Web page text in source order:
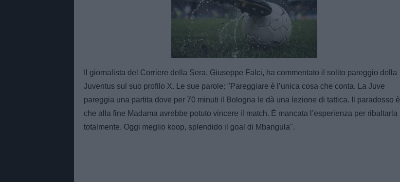
Unmute
Loaded
100.00%
Il giornalista del Corriere della Sera, Giuseppe Falci, ha commentato il solito pareggio della
Juventus sul suo profilo X. Le sue parole: "Pareggiare è l’unica cosa che conta. La Juve
pareggia una partita dove per 70 minuti il Bologna le dà una lezione di tattica. Il paradosso è
che alla fine Madama avrebbe potuto vincere il match. È mancata l’esperienza per ribaltarla
totalmente. Oggi meglio koop, splendido il goal di Mbangula".